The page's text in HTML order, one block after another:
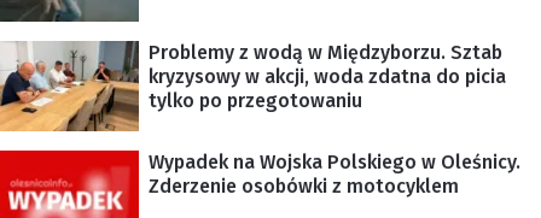
Problemy z wodą w Międzyborzu. Sztab
kryzysowy w akcji, woda zdatna do picia
tylko po przegotowaniu
Wypadek na Wojska Polskiego w Oleśnicy.
Zderzenie osobówki z motocyklem